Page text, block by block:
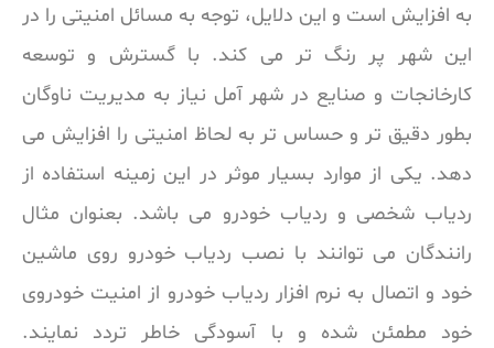
به افزایش است و این دلایل، توجه به مسائل امنیتی را در
این شهر پر رنگ تر می کند. با گسترش و توسعه
کارخانجات و صنایع در شهر آمل نیاز به مدیریت ناوگان
بطور دقیق تر و حساس تر به لحاظ امنیتی را افزایش می
دهد. یکی از موارد بسیار موثر در این زمینه استفاده از
ردیاب شخصی و ردیاب خودرو می باشد. بعنوان مثال
رانندگان می توانند با نصب ردیاب خودرو روی ماشین
خود و اتصال به نرم افزار ردیاب خودرو از امنیت خودروی
خود مطمئن شده و با آسودگی خاطر تردد نمایند.